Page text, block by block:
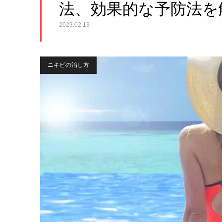
法、効果的な予防法
2023.02.13
ニキビの治し方